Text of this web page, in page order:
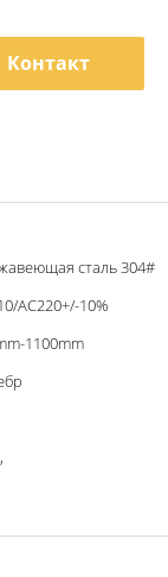
Контакт
сталь 304#
AC220+/-10%
1100mm
,